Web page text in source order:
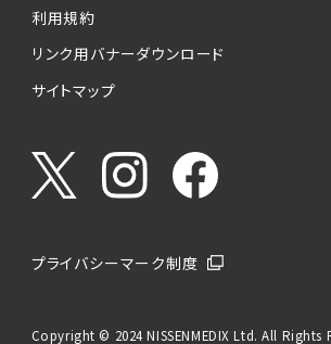
利用規約
リンク用バナーダウンロード
サイトマップ
プライバシーマーク制度
Copyright © 2024 NISSENMEDIX Ltd. All Rights